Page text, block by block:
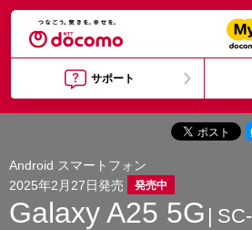
サポート
Android スマートフォン
2025年2月27日発売
発売中
Galaxy A25 5G